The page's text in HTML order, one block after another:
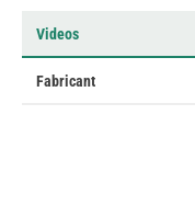
Videos
Fabricant